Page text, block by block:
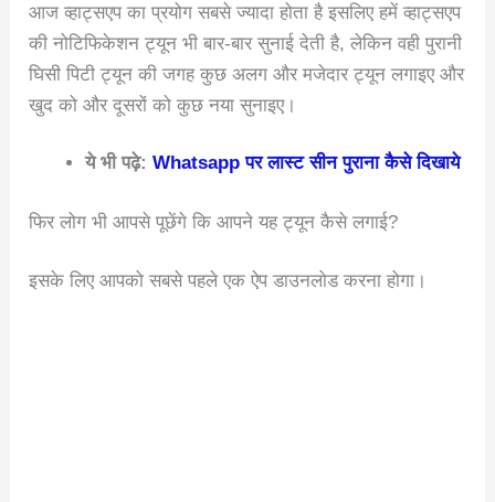
आज व्हाट्सएप का प्रयोग सबसे ज्यादा होता है इसलिए हमें व्हाट्सएप
की नोटिफिकेशन ट्यून भी बार-बार सुनाई देती है, लेकिन वही पुरानी
घिसी पिटी ट्यून की जगह कुछ अलग और मजेदार ट्यून लगाइए और
खुद को और दूसरों को कुछ नया सुनाइए।
ये भी पढ़े:Whatsapp पर लास्ट सीन पुराना कैसे दिखाये
फिर लोग भी आपसे पूछेंगे कि आपने यह ट्यून कैसे लगाई?
इसके लिए आपको सबसे पहले एक ऐप डाउनलोड करना होगा।